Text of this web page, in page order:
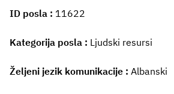
ID posla 11622
Kategorija posla Ljudski resursi
Željeni jezik komunikacije Albanski